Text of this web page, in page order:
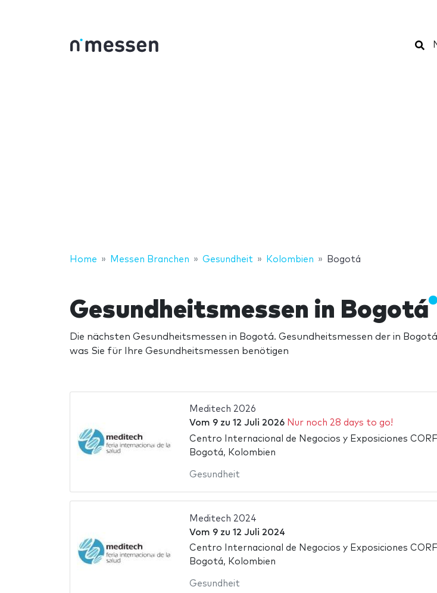
Home Messen Branchen Gesundheit Kolombien Bogotá
Gesundheitsmessen in Bogotá
Die nächsten Gesundheitsmessen in Bogotá. Gesundheitsmessen der in
was Sie für Ihre Gesundheitsmessen benötigen
Meditech 2026
Vom 9zu 12 Juli 2026 Nur noch 28 days to go!
Centro Internacional de Negocios y Exposiciones
Bogotá, Kolombien
Gesundheit
Meditech 2024
Vom 9zu 12 Juli 2024
Centro Internacional de Negocios y Exposiciones
Bogotá, Kolombien
Gesundheit